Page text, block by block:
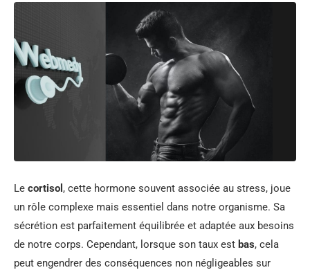
Le cortisol , cette hormone souvent associée au stress, joue
un rôle complexe mais essentiel dans notre organisme. Sa
sécrétion est parfaitement équilibrée et adaptée aux besoins
de notre corps. Cependant, lorsque son taux est bas, cela
peut engendrer des conséquences non négligeables sur